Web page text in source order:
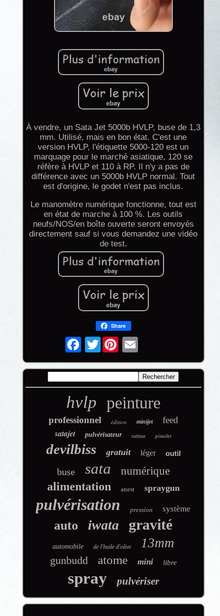
À vendre, un Sata Jet 5000b HVLP, buse de 1,3
mm. Utilisé, mais en bon état. C'est une
version HVLP, l'étiquette 5000-120 est un
marquage pour le marché asiatique, 120 se
réfère à HVLP et 110 à RP. Il n'y a pas de
différence avec un 5000b HVLP normal. Tout
est d'origine, le godet n'est pas inclus.
Le manomètre numérique fonctionne, tout est
en état de marche à 100 %. Les outils
neufs/NOS/en boîte ouverte seront envoyés
directement sauf si vous demandez une vidéo
de test.
Share
Twitter
hvlp peinture
professionnel édition minijet feed
satajet pulvérisateur turbine pistolet
devilbiss gratuit léger outil
buse sata numérique
alimentation anest spraygun
pulvérisation pression système
auto iwata gravité
automobile de l'huile d'olive 13mm
gunbudd atome mini libre
spray pulvériser